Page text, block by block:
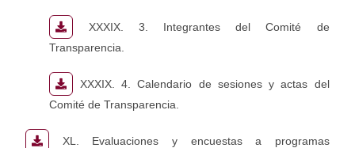
XXXIX. 3. Integrantes del Comité de
Transparencia.
XXXIX. 4. Calendario de sesiones y actas del
Comité de Transparencia.
XL. Evaluaciones y encuestas a programas